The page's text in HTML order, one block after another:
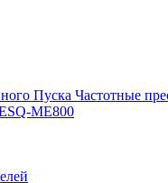
Частотные
ME800